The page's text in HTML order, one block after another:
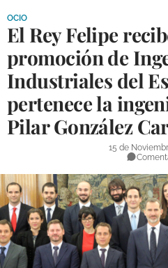
DEPORTES
COMPETICIONES
DEPORTE BASE
OPINIÓN
CÓRDOBA
PROVINCIA
SUBBÉTICA HOY
OCIO
El Rey Felipe
promoción de
Industriales del
pertenece la
Pilar González
15 de